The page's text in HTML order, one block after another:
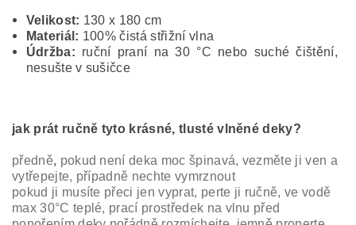
Velikost: 130 x 180 cm
Materiál: 100% čistá střižní vlna
Údržba: ruční praní na 30 °C nebo suché čištění,
nesušte v sušičce
jak prát ručně tyto krásné, tlusté vlněné deky?
předně, pokud není deka moc špinavá, vezměte ji ven a
vytřepejte, případně nechte vymrznout
pokud ji musíte přeci jen vyprat, perte ji ručně, ve vodě
max 30°C teplé, prací prostředek na vlnu před